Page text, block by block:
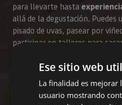
para llevarte hasta
allá de la degustación. Puedes
pisado de uvas, pasear por
participar en talleres para
vinoterapia.
Todo ello sin olvidar las
las bodegas.
Ese sitio web
La finalidad es mejorar
usuario mostrando